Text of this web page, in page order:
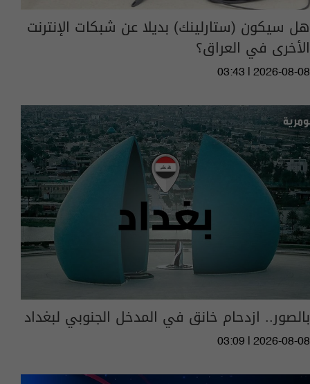
هل سيكون (ستارلينك) بديلا عن شبكات الإنترنت
الأخرى في العراق؟
03:43 | 2026-08-08
بالصور.. ازدحام خانق في المدخل الجنوبي لبغداد
03:09 | 2026-08-08